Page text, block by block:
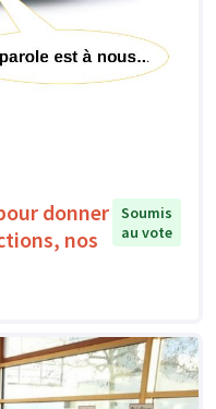
donner
nos
Soumis
au vote